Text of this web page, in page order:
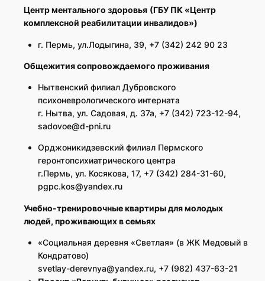
Центр ментального здоровья (ГБУ ПК «Центр
комплексной реабилитации инвалидов»)
г. Пермь, ул.Лодыгина, 39, +7 (342) 242 90 23
Общежития сопровождаемого проживания
Нытвенский филиал Дубровского
психоневрологического интерната
г. Нытва, ул. Садовая, д. 37а, +7 (342) 723-12-94,
sadovoe@d-pni.ru
Орджоникидзевский филиал Пермского
геронтопсихиатрического центра
г.Пермь, ул. Косякова, 17, +7 (342) 284-31-60,
pgpc.kos@yandex.ru
Учебно-тренировочныеквартиры для молодых
людей, проживающих всемьях
«Социальная деревня «Светлая» (в ЖК Медовый в
Кондратово)
svetlay-derevnya@yandex.ru, +7 (982) 437-63-21